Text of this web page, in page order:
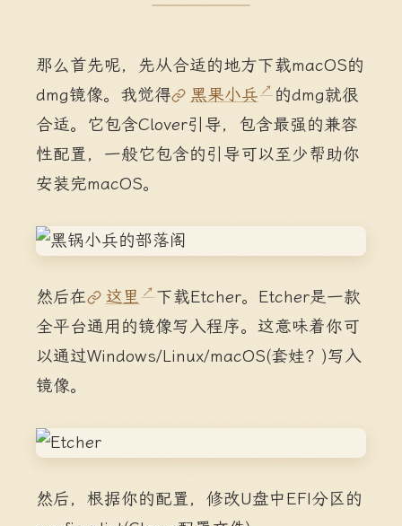
那么首先呢，先从合适的地方下载macOS的
dmg镜像。我觉得
黑果小兵
的dmg就很
合适。它包含Clover引导，包含最强的兼容
性配置，一般它包含的引导可以至少帮助你
安装完macOS。
然后在 这里
下载Etcher。Etcher是一款
全平台通用的镜像写入程序。这意味着你可
以通过Windows/Linux/macOS(套娃？)写入
镜像。
然后，根据你的配置，修改U盘中EFI分区的